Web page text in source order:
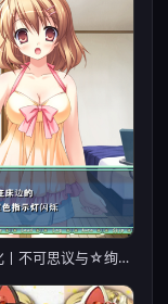
2DGAL汉化丨不可思议与☆绚丽的魔法 云翻汉化版+存档+特典CD【20230818】